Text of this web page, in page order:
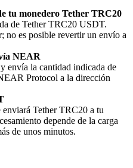
tu monedero Tether TRC20
de Tether TRC20 USDT.
no es posible revertir un envío a
NEAR
envía la cantidad indicada de
Protocol a la dirección
Tether TRC20 a tu
depende de la carga
de unos minutos.